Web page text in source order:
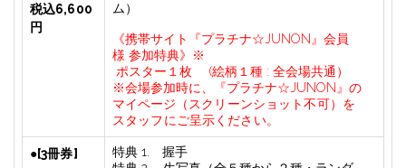
税込6,600
円
ム）
《携帯サイト『プラチナ☆JUNON 』会員
様 参加特典》※
ポスター１枚
(絵柄１種 : 全会場共通）
※会場参加時に、『プラチナ☆JUNON 』の
マイページ （スクリーンショット不可）を
スタッフにご呈示ください。
●[3冊券] 特典 1.
握手